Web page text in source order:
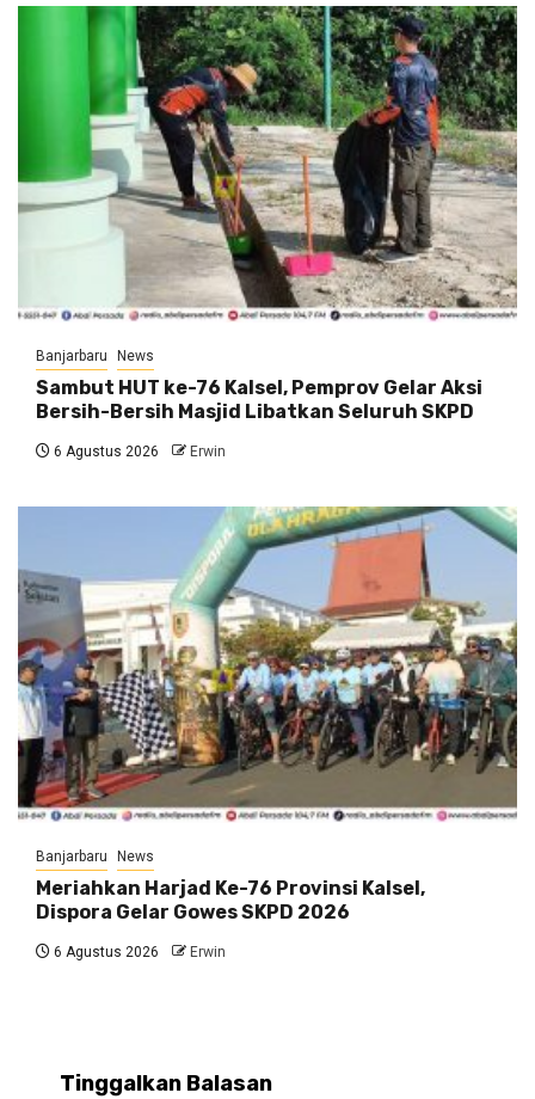
Banjarbaru News
Sambut HUT ke-76 Kalsel, Pemprov Gelar Aksi
Bersih-Bersih Masjid Libatkan Seluruh SKPD
6 Agustus 2026 Erwin
Banjarbaru News
Meriahkan Harjad Ke-76 Provinsi Kalsel,
Dispora Gelar Gowes SKPD 2026
6 Agustus 2026 Erwin
Tinggalkan Balasan